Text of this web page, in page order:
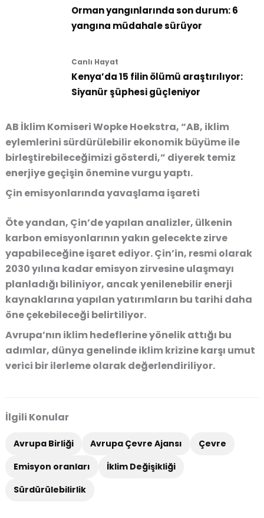
Orman yangınlarında son durum: 6
yangına müdahale sürüyor
Canlı Hayat
Kenya’da 15 filin ölümü araştırılıyor:
Siyanür şüphesi güçleniyor
AB İklim Komiseri Wopke Hoekstra, “AB, iklim
eylemlerini sürdürülebilir ekonomik büyüme ile
birleştirebileceğimizi gösterdi,” diyerek temiz
enerjiye geçişin önemine vurgu yaptı.
Çin emisyonlarında yavaşlama işareti
Öte yandan, Çin’de yapılan analizler, ülkenin
karbon emisyonlarının yakın gelecekte zirve
yapabileceğine işaret ediyor. Çin’in, resmi olarak
2030 yılına kadar emisyon zirvesine ulaşmayı
planladığı biliniyor, ancak yenilenebilir enerji
kaynaklarına yapılan yatırımların bu tarihi daha
öne çekebileceği belirtiliyor.
Avrupa’nın iklim hedeflerine yönelik attığı bu
adımlar, dünya genelinde iklim krizine karşı umut
verici bir ilerleme olarak değerlendiriliyor.
İlgili Konular
Avrupa Birliği Avrupa Çevre Ajansı
Çevre
Emisyon oranları
İklim Değişikliği
Sürdürülebilirlik